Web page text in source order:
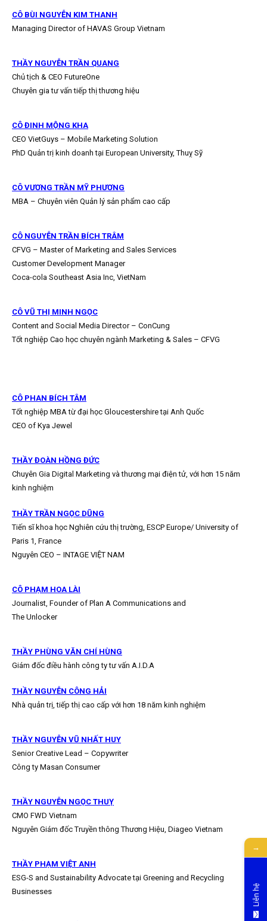
CÔ BÙI NGUYỄN KIM THANH
Managing Director of HAVAS Group Vietnam
THẦY NGUYỄN TRẦN QUANG
Chủ tịch & CEO FutureOne
Chuyên gia tư vấn tiếp thị thương hiệu
CÔ ĐINH MỘNG KHA
CEO VietGuys – Mobile Marketing Solution
PhD Quản trị kinh doanh tại European University, Thuỵ Sỹ
CÔ VƯƠNG TRẦN MỸ PHƯƠNG
MBA – Chuyên viên Quản lý sản phẩm cao cấp
CÔ NGUYỄN TRẦN BÍCH TRÂM
CFVG – Master of Marketing and Sales Services
Customer Development Manager
Coca-cola Southeast Asia Inc, VietNam
CÔ VŨ THỊ MINH NGỌC
Content and Social Media Director – ConCung
Tốt nghiệp Cao học chuyên ngành Marketing & Sales – CFVG
CÔ PHAN BÍCH TÂM
Tốt nghiệp MBA từ đại học Gloucestershire tại Anh Quốc
CEO of Kya Jewel
THẦY ĐOÀN HỒNG ĐỨC
Chuyên Gia Digital Marketing và thương mại điện tử, với hơn 15 năm
kinh nghiệm
THẦY TRẦN NGỌC DŨNG
Tiến sĩ khoa học Nghiên cứu thị trường, ESCP Europe/ University of
Paris 1, France
Nguyên CEO – INTAGE VIỆT NAM
CÔ PHẠM HOA LÀI
Journalist, Founder of Plan A Communications and
The Unlocker
THẦY PHÙNG VĂN CHÍ HÙNG
Giám đốc điều hành công ty tư vấn A.I.D.A
THẦY NGUYỄN CÔNG HẢI
Nhà quản trị, tiếp thị cao cấp với hơn 18 năm kinh nghiệm
THẦY NGUYỄN VŨ NHẤT HUY
Senior Creative Lead – Copywriter
Công ty Masan Consumer
THẦY NGUYỄN NGỌC THUỴ
CMO FWD Vietnam
Nguyên Giám đốc Truyền thông Thương Hiệu, Diageo Vietnam
THẦY PHẠM VIỆT ANH
ESG-S and Sustainability Advocate tại Greening and Recycling
Businesses
→
Liên hệ